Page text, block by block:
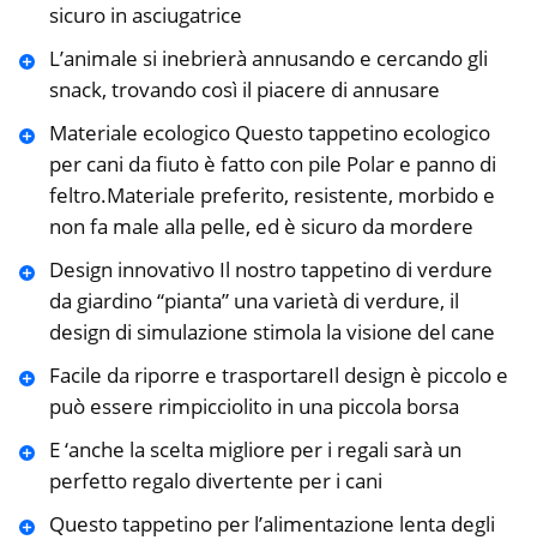
sicuro in asciugatrice
L’animale si inebrierà annusando e cercando gli
snack, trovando così il piacere di annusare
Materiale ecologico Questo tappetino ecologico
per cani da fiuto è fatto con pile Polar e panno di
feltro.Materiale preferito, resistente, morbido e
non fa male alla pelle, ed è sicuro da mordere
Design innovativo Il nostro tappetino di verdure
da giardino “pianta” una varietà di verdure, il
design di simulazione stimola la visione del cane
Facile da riporre e trasportareIl design è piccolo e
può essere rimpicciolito in una piccola borsa
E ‘anche la scelta migliore per i regali sarà un
perfetto regalo divertente per i cani
Questo tappetino per l’alimentazione lenta degli